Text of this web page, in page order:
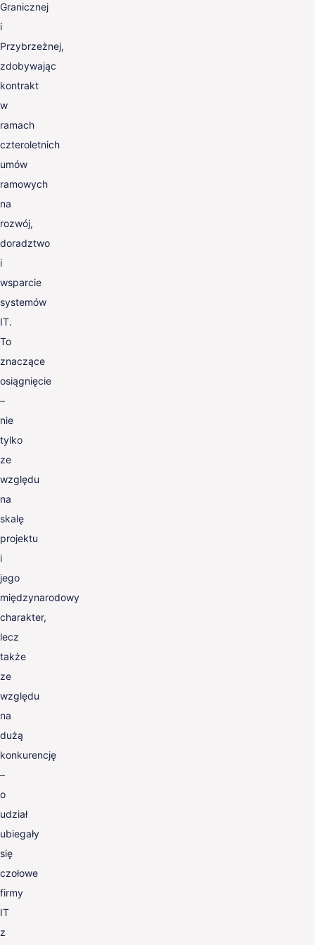
Granicznej
i
Przybrzeżnej,
zdobywając
kontrakt
w
ramach
czteroletnich
umów
ramowych
na
rozwój,
doradztwo
i
wsparcie
systemów
IT.
To
znaczące
osiągnięcie
–
nie
tylko
ze
względu
na
skalę
projektu
i
jego
międzynarodowy
charakter,
lecz
także
ze
względu
na
dużą
konkurencję
–
o
udział
ubiegały
się
czołowe
firmy
IT
z